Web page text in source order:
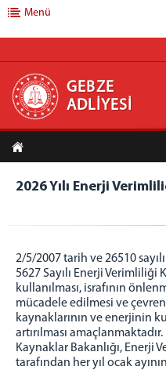
GEBZE
ANASAYFA
ADLİYEMİZ
Gebze Adalet Sarayı
Uzlaştırma Bürosu
İcra Müdürlüğü
Adli Destek ve Mağdur
Denetimli Serbestlik
Lojmanlar
Yargı Çevremiz
Menü
GEBZE
ADLİYESİ
2026 Yılı Enerji
2/5/2007 tarih ve 26510
5627 Sayılı Enerji
kullanılması, israfının
mücadele edilmesi ve
kaynaklarının ve enerjinin
artırılması
Kaynaklar Bakanlığı, Enerji
tarafından her yıl ocak